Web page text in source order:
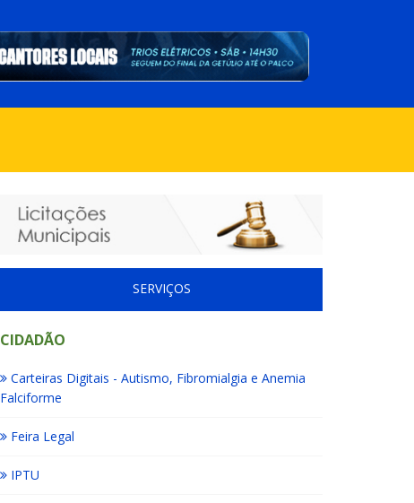
SERVIÇOS
CIDADÃO
Carteiras Digitais - Autismo, Fibromialgia e Anemia
Falciforme
Feira Legal
IPTU